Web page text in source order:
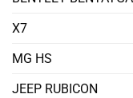
X7
MG HS
JEEP RUBICON